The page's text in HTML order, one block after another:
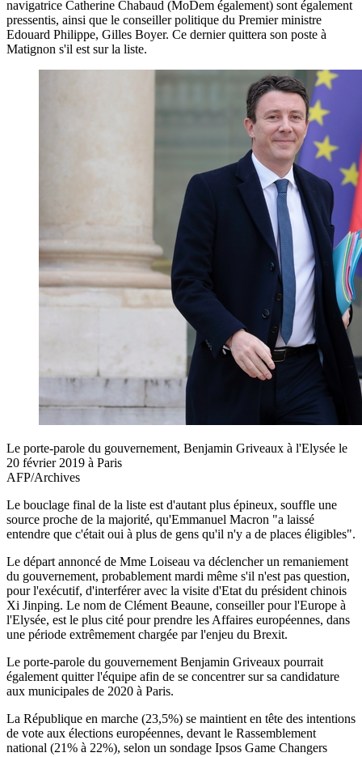
navigatrice Catherine Chabaud (MoDem également) sont également
pressentis, ainsi que le conseiller politique du Premier ministre
Edouard Philippe, Gilles Boyer. Ce dernier quittera son poste à
Matignon s'il est sur la liste.
Le porte-parole du gouvernement, Benjamin Griveaux à l'Elysée le
20 février 2019 à Paris
AFP/Archives
Le bouclage final de la liste est d'autant plus épineux, souffle une
source proche de la majorité, qu'Emmanuel Macron "a laissé
entendre que c'était oui à plus de gens qu'il n'y a de places éligibles".
Le départ annoncé de Mme Loiseau va déclencher un remaniement
du gouvernement, probablement mardi même s'il n'est pas question,
pour l'exécutif, d'interférer avec la visite d'Etat du président chinois
Xi Jinping. Le nom de Clément Beaune, conseiller pour l'Europe à
l'Elysée, est le plus cité pour prendre les Affaires européennes, dans
une période extrêmement chargée par l'enjeu du Brexit.
Le porte-parole du gouvernement Benjamin Griveaux pourrait
également quitter l'équipe afin de se concentrer sur sa candidature
aux municipales de 2020 à Paris.
La République en marche (23,5%) se maintient en tête des intentions
de vote aux élections européennes, devant le Rassemblement
national (21% à 22%), selon un sondage Ipsos Game Changers